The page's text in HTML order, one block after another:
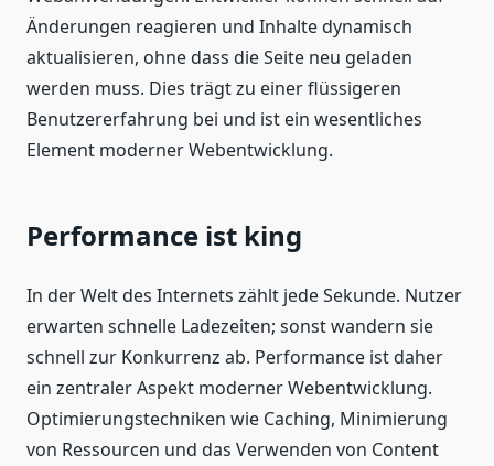
Änderungen reagieren und Inhalte dynamisch
aktualisieren, ohne dass die Seite neu geladen
werden muss. Dies trägt zu einer flüssigeren
Benutzererfahrung bei und ist ein wesentliches
Element moderner Webentwicklung.
Performance ist king
In der Welt des Internets zählt jede Sekunde. Nutzer
erwarten schnelle Ladezeiten; sonst wandern sie
schnell zur Konkurrenz ab. Performance ist daher
ein zentraler Aspekt moderner Webentwicklung.
Optimierungstechniken wie Caching, Minimierung
von Ressourcen und das Verwenden von Content